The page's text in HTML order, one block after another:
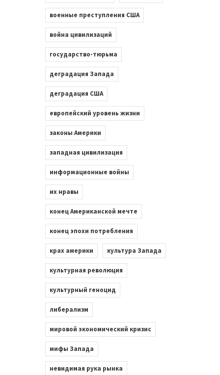
военные преступления США
война цивилизаций
государство-тюрьма
деградация Запада
деградация США
европейский уровень жизни
законы Америки
западная цивилизация
информационные войны
их нравы
конец Американской мечте
конец эпохи потребления
крах америки культура Запада
культурная революция
культурный геноцид
либерализм
мировой экономический кризис
мифы Запада
невидимая рука рынка